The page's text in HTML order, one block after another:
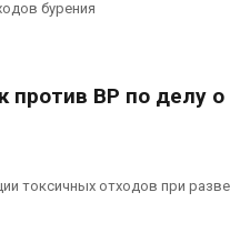
бурения
против BP по делу о
токсичных отходов при